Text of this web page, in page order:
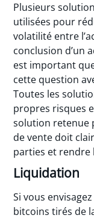
Plusieurs
utilisées pour
volatilité entre
conclusion d’un
est important
cette question
Toutes les
propres risques
solution retenue
de vente doit
parties et rendre
Liquidation
Si vous
bitcoins tirés de